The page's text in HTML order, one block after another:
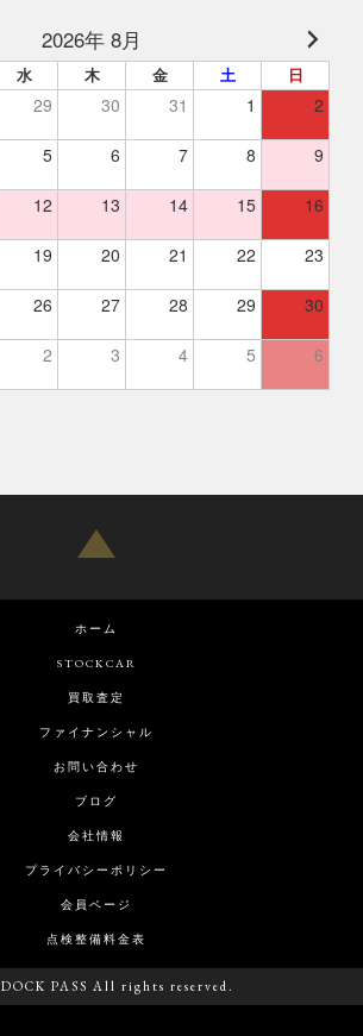
2026年 8月
水 木 金 土 日
29 30 31 1 2
5 6 7 8 9
12 13 14 15 16
19 20 21 22 23
26 27 28 29 30
2 3 4 5 6
ホーム
STOCKCAR
買取査定
ファイナンシャル
お問い合わせ
ブログ
会社情報
プライバシーポリシー
会員ページ
点検整備料金表
PASS All rights reserved.